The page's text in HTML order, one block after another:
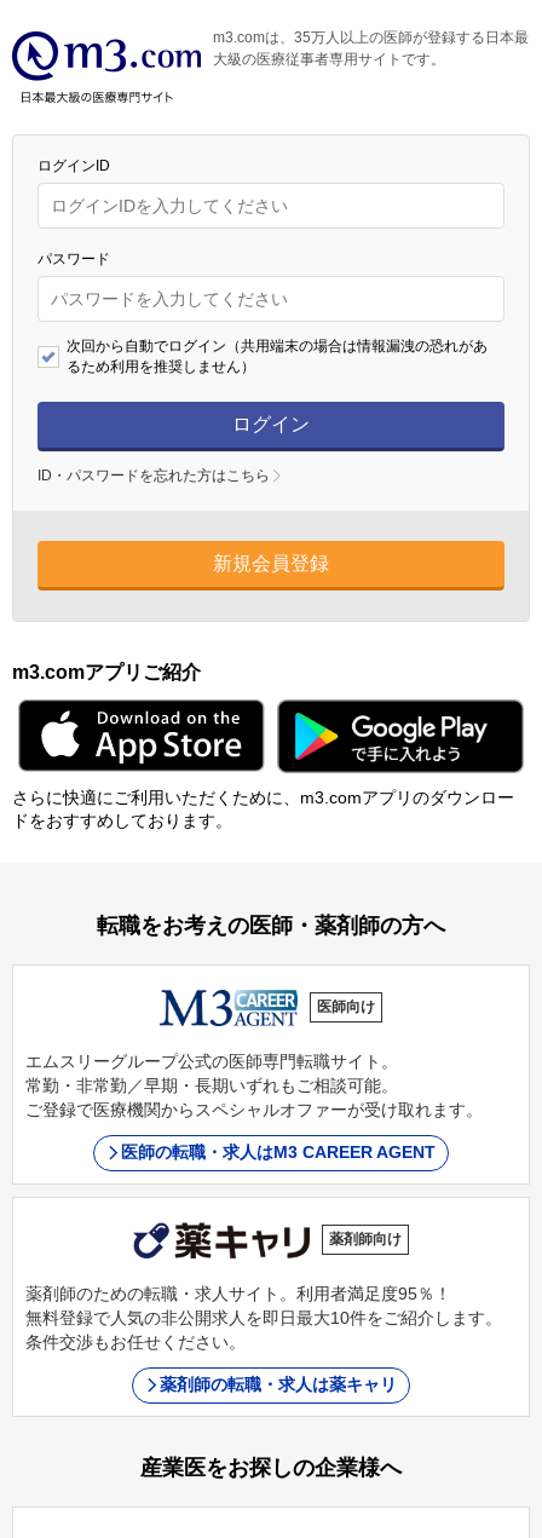
m3.comは、35万人以上の医師が登録する日本最
大級の医療従事者専用サイトです。
ログインID
パスワード
次回から自動でログイン（共用端末の場合は情報漏洩の恐れがあ
るため利用を推奨しません）
ログイン
ID・パスワードを忘れた方はこちら
新規会員登録
m3.comアプリご紹介
さらに快適にご利⽤いただくために、m3.comアプリのダウンロー
ドをおすすめしております。
転職をお考えの医師・薬剤師の方へ
医師向け
エムスリーグループ公式の医師専門転職サイト。
常勤・非常勤／早期・長期いずれもご相談可能。
ご登録で医療機関からスペシャルオファーが受け取れます。
医師の転職・求人はM3 CAREER AGENT
薬剤師向け
薬剤師のための転職・求人サイト。利用者満足度95％！
無料登録で人気の非公開求人を即日最大10件をご紹介します。
条件交渉もお任せください。
薬剤師の転職・求人は薬キャリ
産業医をお探しの企業様へ